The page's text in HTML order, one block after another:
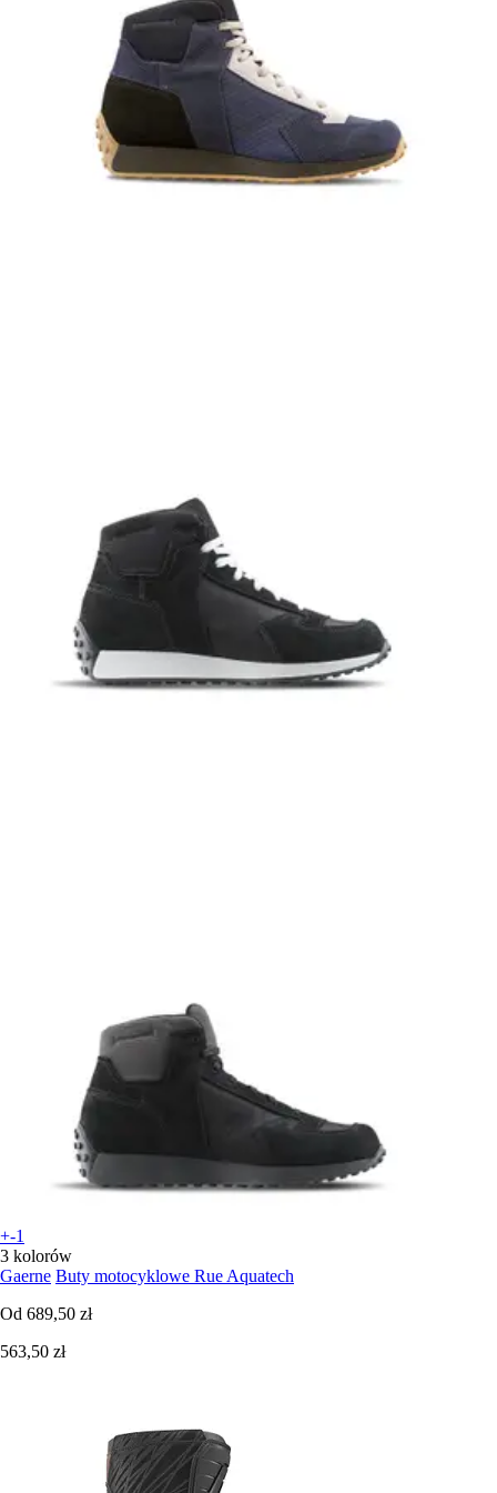
+-1
3 kolorów
Gaerne Buty motocyklowe Rue Aquatech
Od 689,50 zł
563,50 zł